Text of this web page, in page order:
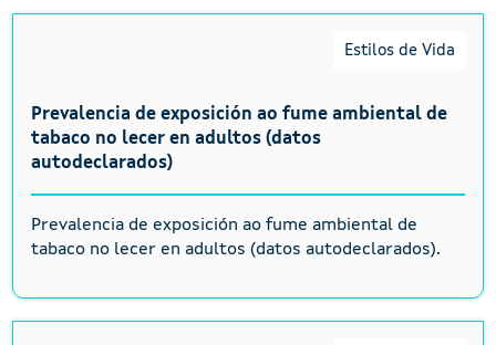
Estilos de Vida
Prevalencia de exposición ao fume ambiental de
tabaco no lecer en adultos (datos
autodeclarados)
Prevalencia de exposición ao fume ambiental de
tabaco no lecer en adultos (datos autodeclarados).